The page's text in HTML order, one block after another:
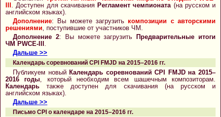
III . Доступен для скачивания Регламент чемпионата (на русском и
английском языках).
Дополнение: Вы можете загрузитькомпозиции с авторскими
решениями , поступившие от участников ЧМ.
Дополнение 2: Вы можете загрузитьПредварительные итоги
ЧМ PWCE-III
Дальше >>
Календарь соревнований CPI FMJD на 2015–2016 гг.
Публикуем новыйКалендарь соревнований CPI FMJD на 2015–
2016 годы , который необходим всем шашечным композиторам.
Календарь также доступен для скачивания (на русском и
английском языках).
Дальше >>
Письмо CPI о календаре на 2015–2016 гг.